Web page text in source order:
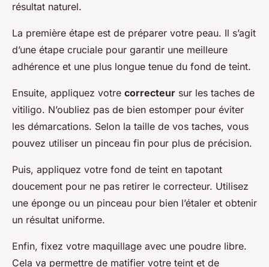
résultat naturel.
La première étape est de préparer votre peau. Il s’agit
d’une étape cruciale pour garantir une meilleure
adhérence et une plus longue tenue du fond de teint.
Ensuite, appliquez votre correcteur sur les taches de
vitiligo. N’oubliez pas de bien estomper pour éviter
les démarcations. Selon la taille de vos taches, vous
pouvez utiliser un pinceau fin pour plus de précision.
Puis, appliquez votre fond de teint en tapotant
doucement pour ne pas retirer le correcteur. Utilisez
une éponge ou un pinceau pour bien l’étaler et obtenir
un résultat uniforme.
Enfin, fixez votre maquillage avec une poudre libre.
Cela va permettre de matifier votre teint et de